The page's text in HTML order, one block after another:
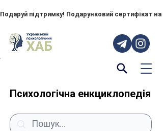
Подаруй підтримку! Подарунковий сертифікат
Психологічна енкциклопедія